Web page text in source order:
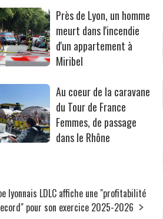
Près de Lyon, un homme
meurt dans l'incendie
d'un appartement à
Miribel
Au coeur de la caravane
du Tour de France
Femmes, de passage
dans le Rhône
lyonnais LDLC affiche une "profitabilité
pour son exercice 2025-2026